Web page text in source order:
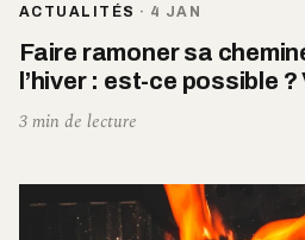
ACTUALITÉS · 4 JAN
Faire ramoner sa
l’hiver : est-ce possible
3 min de lecture